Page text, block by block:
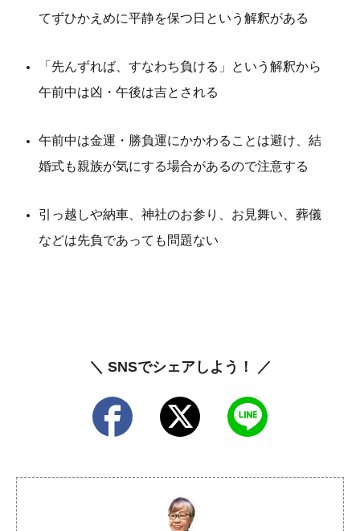
てずひかえめに平静を保つ日という解釈がある
「先んずれば、すなわち負ける」という解釈から
午前中は凶・午後は吉とされる
午前中は金運・勝負運にかかわることは避け、結
婚式も親族が気にする場合があるので注意する
引っ越しや納車、神社のお参り、お見舞い、葬儀
などは先負であっても問題ない
＼ SNSでシェアしよう！ ／